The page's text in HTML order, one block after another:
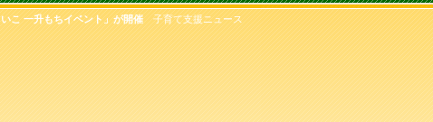
子育て支援ニュース
こ 一升もちイベント」が開催